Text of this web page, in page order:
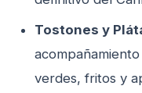
Tostones y
verdes, fritos y